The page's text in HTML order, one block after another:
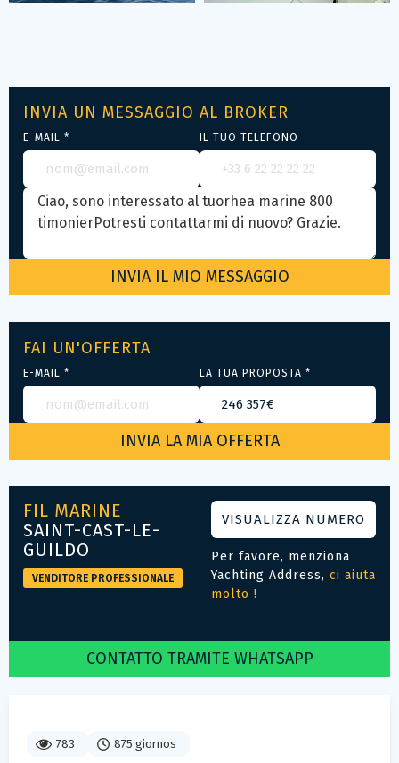
783 875 giornos
INVIA UN MESSAGGIO AL BROKER
E-MAIL * IL TUO TELEFONO
FAI UN'OFFERTA
E-MAIL * LA TUA PROPOSTA *
FIL MARINE
SAINT-CAST-LE-
GUILDO
VENDITORE PROFESSIONALE
VISUALIZZA NUMERO
Per favore, menziona
Yachting Address, ci aiuta
molto !
CONTATTO TRAMITE WHATSAPP